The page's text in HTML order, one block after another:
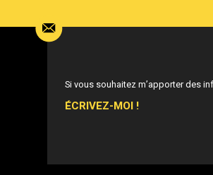
Si vous souhaitez m’apporter des
ÉCRIVEZ-MOI !